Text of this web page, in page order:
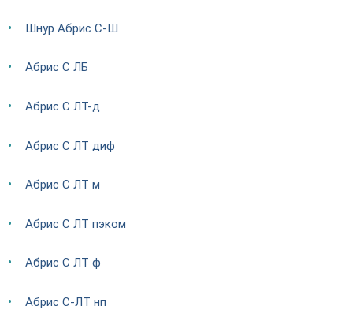
Шнур Абрис С-Ш
Абрис С ЛБ
Абрис С ЛТ-д
Абрис С ЛТ диф
Абрис С ЛТ м
Абрис С ЛТ пэком
Абрис С ЛТ ф
Абрис С-ЛТ нп